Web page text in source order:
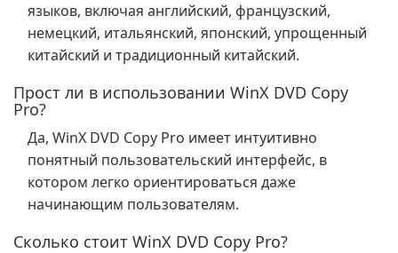
языков, включая английский, французский,
немецкий, итальянский, японский, упрощенный
китайский и традиционный китайский.
Прост ли в использовании WinX DVD Copy
Pro?
Да, WinX DVD Copy Pro имеет интуитивно
понятный пользовательский интерфейс, в
котором легко ориентироваться даже
начинающим пользователям.
Сколько стоит WinX DVD Copy Pro?